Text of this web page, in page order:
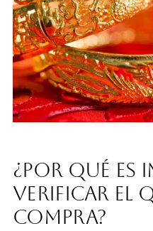
¿Por qué es
verificar el
compra?